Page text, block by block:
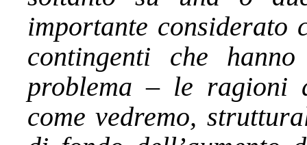
importante
contingenti che
problema – le ragioni
come vedremo,